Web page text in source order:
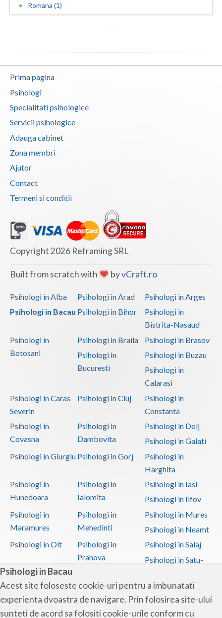
Psihologi in Bacau
Acest site foloseste cookie-uri pentru a imbunatati
experienta dvoastra de navigare. Prin folosirea site-ului
sunteti de acord sa folositi cookie-urile conform cu
Romana (1)
Prima pagina
Psihologi
Specialitati psihologice
Servicii psihologice
Adauga cabinet
Zona membri
Ajutor
Contact
Termeni si conditii
Copyright 2026 Reframing SRL
Built from scratch with byvCraft.ro
Psihologi in Alba Psihologi in Arad
Psihologi in Arges
Psihologi in Bacau Psihologi in Bihor
Psihologi in
Bistrita-Nasaud
Psihologi in
Botosani
Psihologi in Braila
Psihologi in Brasov
Psihologi in
Bucuresti
Psihologi in Buzau
Psihologi in
Calarasi
Psihologi in Caras-
Severin
Psihologi in Cluj
Psihologi in
Constanta
Psihologi in
Covasna
Psihologi in
Dambovita
Psihologi in Dolj
Psihologi in Galati
Psihologi in Giurgiu Psihologi in Gorj
Psihologi in
Harghita
Psihologi in
Hunedoara
Psihologi in
Ialomita
Psihologi in Iasi
Psihologi in Ilfov
Psihologi in
Maramures
Psihologi in
Mehedinti
Psihologi in Mures
Psihologi in Neamt
Psihologi in Olt
Psihologi in
Prahova
Psihologi in Salaj
Psihologi in Satu-
Psihologi in Sibiu
Psihologi in
Suceava
Psihologi in
Teleorman
Psihologi in Timis
Psihologi in Tulcea Psihologi in Valcea